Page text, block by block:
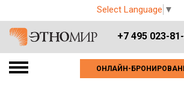
Select Language ▼
+7 495 023-
ОНЛАЙН-